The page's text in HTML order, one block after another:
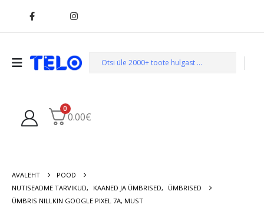
0
0.00€
AVALEHT
POOD
NUTISEADME TARVIKUD, KAANED JA ÜMBRISED,
ÜMBRISED
ÜMBRIS NILLKIN GOOGLE PIXEL 7A, MUST